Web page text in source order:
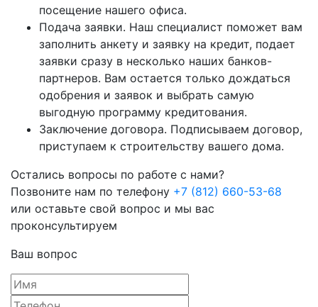
посещение нашего офиса.
Подача заявки. Наш специалист поможет вам
заполнить анкету и заявку на кредит, подает
заявки сразу в несколько наших банков-
партнеров. Вам остается только дождаться
одобрения и заявок и выбрать самую
выгодную программу кредитования.
Заключение договора. Подписываем договор,
приступаем к строительству вашего дома.
Остались вопросы по работе с нами?
Позвоните нам по телефону +7 (812) 660-53-68
или оставьте свой вопрос и мы вас
проконсультируем
Ваш вопрос